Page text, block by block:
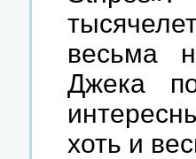
весьма
Джека
хоть и